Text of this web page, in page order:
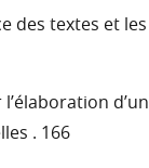
des textes et
. 166